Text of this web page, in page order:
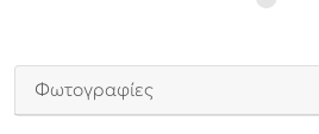
Φωτογραφίες